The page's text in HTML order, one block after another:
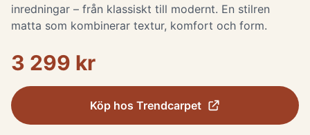
inredningar – från klassiskt till modernt. En stilren
matta som kombinerar textur, komfort och form.
3 299 kr
Köp hos Trendcarpet